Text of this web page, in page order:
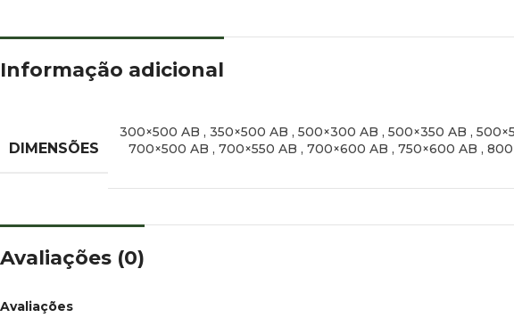
Informação adicional
DIMENSÕES
300×500 AB , 350×500 AB , 500×300 AB , 500×350 AB ,
700×500 AB , 700×550 AB , 700×600 AB , 750×600 AB ,
Avaliações (0)
Avaliações